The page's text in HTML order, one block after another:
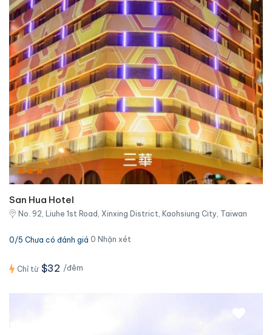
San Hua Hotel
No. 92, Liuhe 1st Road, Xinxing District, Kaohsiung City, Taiwan
0/5 Chưa có đánh giá 0 Nhận xét
Chỉ từ $32 /đêm